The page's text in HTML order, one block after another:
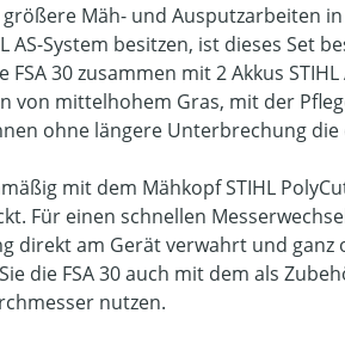
größere Mäh- und Ausputzarbeiten
AS-System besitzen, ist dieses
30 zusammen mit 2 Akkus
von mittelhohem Gras, mit der
ohne längere Unterbrechung
mit dem Mähkopf STIHL
Für einen schnellen
direkt am Gerät verwahrt und ganz
die FSA 30 auch mit dem als
nutzen.